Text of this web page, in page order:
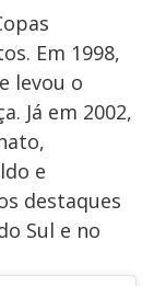
Em 1998,
levou o
Já em 2002,
e
destaques
Sul e no